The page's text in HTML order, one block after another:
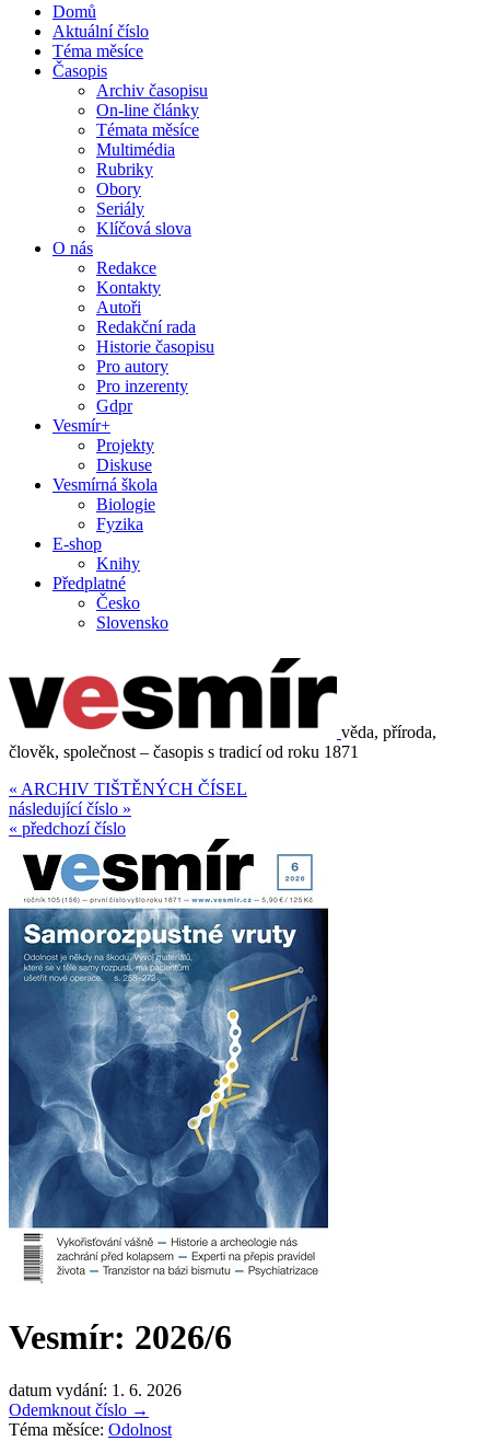
Domů
Aktuální číslo
Téma měsíce
Časopis
Archiv časopisu
On-line články
Témata měsíce
Multimédia
Rubriky
Obory
Seriály
Klíčová slova
O nás
Redakce
Kontakty
Autoři
Redakční rada
Historie časopisu
Pro autory
Pro inzerenty
Gdpr
Vesmír+
Projekty
Diskuse
Vesmírná škola
Biologie
Fyzika
E-shop
Knihy
Předplatné
Česko
Slovensko
věda, příroda,
člověk, společnost – časopis s tradicí od roku 1871
« ARCHIV TIŠTĚNÝCH ČÍSEL
následující číslo »
« předchozí číslo
Vesmír: 2026/6
datum vydání: 1. 6. 2026
Odemknout číslo →
Téma měsíce: Odolnost